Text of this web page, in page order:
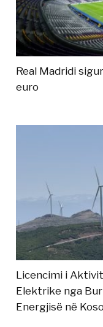
Real Madridi
euro
Licencimi i
Elektrike nga
Energjisë në